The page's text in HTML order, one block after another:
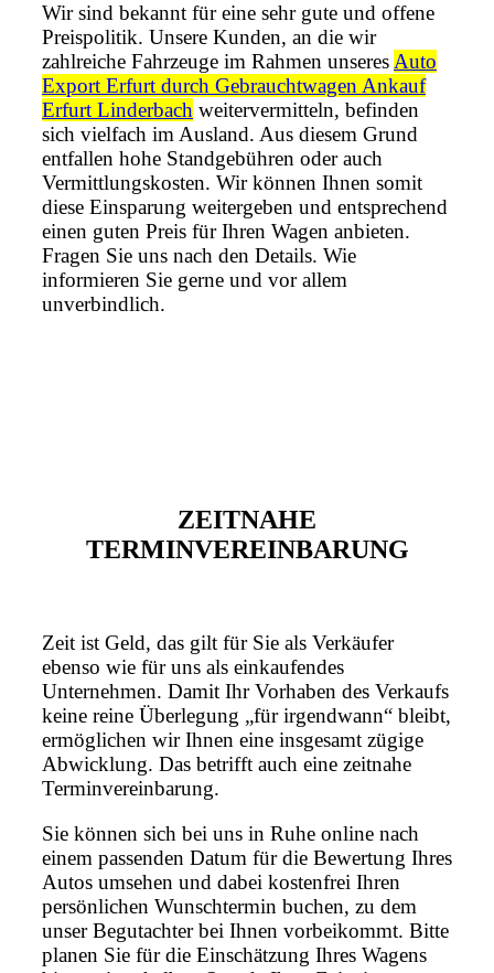
Wir sind bekannt für eine sehr gute und offene
Preispolitik. Unsere Kunden, an die wir
zahlreiche Fahrzeuge im Rahmen unseres Auto
Export Erfurt durch Gebrauchtwagen Ankauf
Erfurt Linderbach weitervermitteln, befinden
sich vielfach im Ausland. Aus diesem Grund
entfallen hohe Standgebühren oder auch
Vermittlungskosten. Wir können Ihnen somit
diese Einsparung weitergeben und entsprechend
einen guten Preis für Ihren Wagen anbieten.
Fragen Sie uns nach den Details. Wie
informieren Sie gerne und vor allem
unverbindlich.
ZEITNAHE
TERMINVEREINBARUNG
Zeit ist Geld, das gilt für Sie als Verkäufer
ebenso wie für uns als einkaufendes
Unternehmen. Damit Ihr Vorhaben des Verkaufs
keine reine Überlegung „für irgendwann“ bleibt,
ermöglichen wir Ihnen eine insgesamt zügige
Abwicklung. Das betrifft auch eine zeitnahe
Terminvereinbarung.
Sie können sich bei uns in Ruhe online nach
einem passenden Datum für die Bewertung Ihres
Autos umsehen und dabei kostenfrei Ihren
persönlichen Wunschtermin buchen, zu dem
unser Begutachter bei Ihnen vorbeikommt. Bitte
planen Sie für die Einschätzung Ihres Wagens